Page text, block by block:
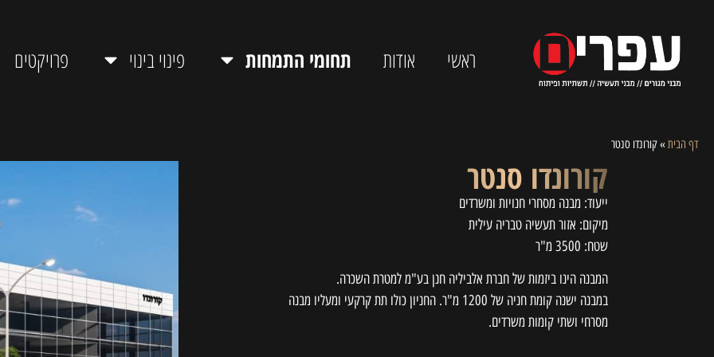
ראשי אודות תחומי התמחות פינוי בינוי פרויקטים
דף הבית»קורונדו סנטר
קורונדו סנטר
ייעוד: מבנה מסחרי חנויות ומשרדים
מיקום: אזור תעשיה טבריה עילית
שטח: 3500 מ"ר
המבנה הינו ביזמות של חברת אלביליה חנן בע"מ למטרת השכרה.
במבנה ישנה קומת חניה של 1200 מ"ר. החניון כולו תת קרקעי ומעליו מבנה
מסרחי ושתי קומות משרדים.